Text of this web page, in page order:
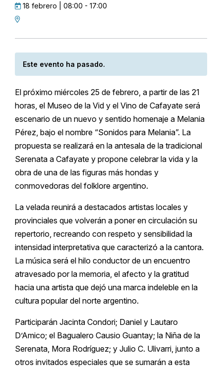
18 febrero | 08:00 - 17:00
Este evento ha pasado.
El próximo miércoles 25 de febrero, a partir de las 21
horas, el Museo de la Vid y el Vino de Cafayate será
escenario de un nuevo y sentido homenaje a Melania
Pérez, bajo el nombre “Sonidos para Melania”. La
propuesta se realizará en la antesala de la tradicional
Serenata a Cafayate y propone celebrar la vida y la
obra de una de las figuras más hondas y
conmovedoras del folklore argentino.
La velada reunirá a destacados artistas locales y
provinciales que volverán a poner en circulación su
repertorio, recreando con respeto y sensibilidad la
intensidad interpretativa que caracterizó a la cantora.
La música será el hilo conductor de un encuentro
atravesado por la memoria, el afecto y la gratitud
hacia una artista que dejó una marca indeleble en la
cultura popular del norte argentino.
Participarán Jacinta Condori; Daniel y Lautaro
D’Amico; el Bagualero Causio Guantay; la Niña de la
Serenata, Mora Rodríguez; y Julio C. Ulivarri, junto a
otros invitados especiales que se sumarán a esta